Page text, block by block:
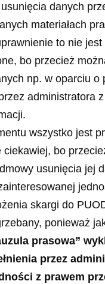
danych
materiałach
to nie jest
bo przecież
np. w oparciu o
administratora
wszystko jest
ciekawiej, bo
usunięcia jej
skargi do
ponieważ
prasowa”
przez
z prawem